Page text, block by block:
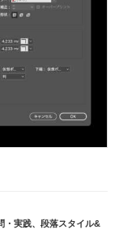
・実践、 段落スタイル&